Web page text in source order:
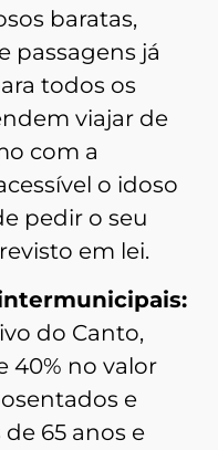
baratas,
passagens já
todos os
viajar de
com a
o idoso
pedir o seu
em lei.
do Canto,
40% no valor
e
65 anos e